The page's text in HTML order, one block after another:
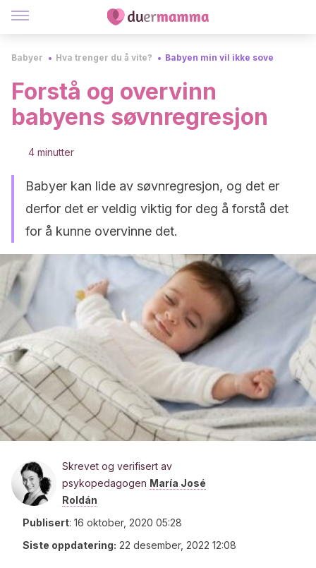
Babyer Hva trenger du å vite? Babyen min vil ikke sove
Forstå og overvinn
babyens søvnregresjon
4 minutter
Babyer kan lide av søvnregresjon, og det er
derfor det er veldig viktig for deg å forstå det
for å kunne overvinne det.
Skrevet og verifisert av
psykopedagogen María José
Roldán
Publisert: 16 oktober, 2020 05:28
Siste oppdatering: 22 desember, 2022 12:08